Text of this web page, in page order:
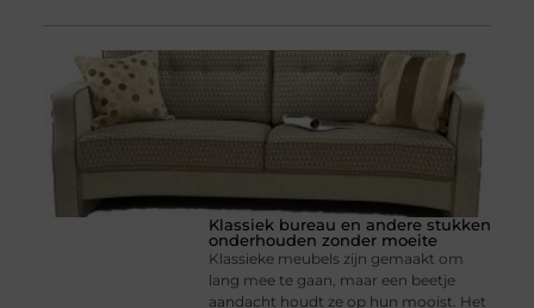
Klassiek bureau en andere stukken
onderhouden zonder moeite
Klassieke meubels zijn gemaakt om
lang mee te gaan, maar een beetje
aandacht houdt ze op hun mooist. Het